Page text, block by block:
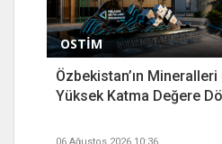
OSTİM
Özbekistan’ın
Yüksek Katma Değere